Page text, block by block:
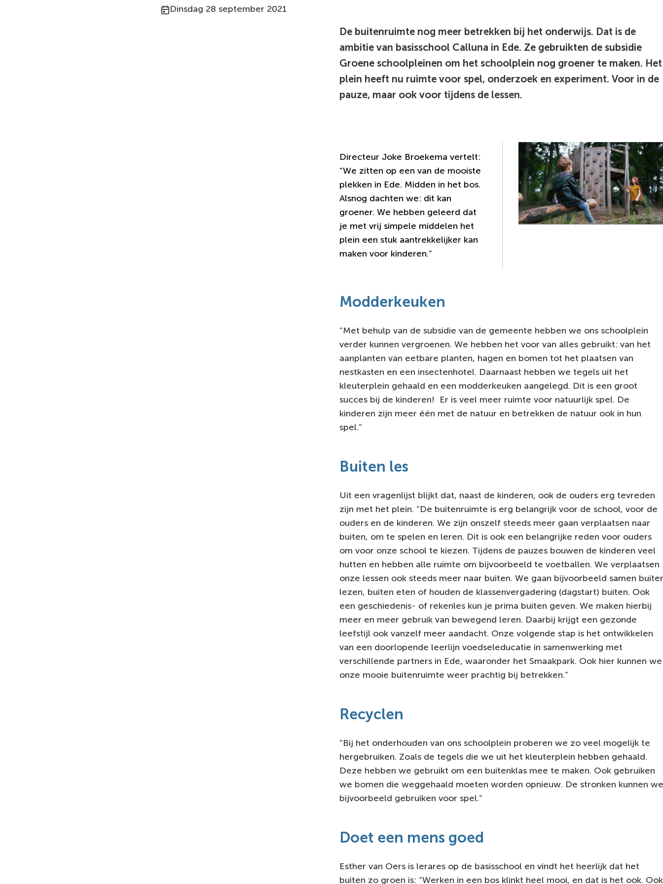
enter-
toets
om
een
waarde
Publicatiedatum:
Dinsdag 28 september 2021
De buitenruimte nog meer betrekken bij het onderwijs. Dat is de
ambitie van basisschool Calluna in Ede. Ze gebruikten de subsidie
Groene schoolpleinen om het schoolplein nog groener te maken. Het
plein heeft nu ruimte voor spel, onderzoek en experiment. Voor in de
pauze, maar ook voor tijdens de lessen.
Directeur Joke Broekema vertelt:
“We zitten op een van de mooiste
plekken in Ede. Midden in het bos.
Alsnog dachten we: dit kan
groener. We hebben geleerd dat
je met vrij simpele middelen het
plein een stuk aantrekkelijker kan
maken voor kinderen.”
Modderkeuken
“Met behulp van de subsidie van de gemeente hebben we ons schoolplein
verder kunnen vergroenen. We hebben het voor van alles gebruikt: van het
aanplanten van eetbare planten, hagen en bomen tot het plaatsen van
nestkasten en een insectenhotel. Daarnaast hebben we tegels uit het
kleuterplein gehaald en een modderkeuken aangelegd. Dit is een groot
succes bij de kinderen! Er is veel meer ruimte voor natuurlijk spel. De
kinderen zijn meer één met de natuur en betrekken de natuur ook in hun
spel.”
Buiten les
Uit een vragenlijst blijkt dat, naast de kinderen, ook de ouders erg tevreden
zijn met het plein. “De buitenruimte is erg belangrijk voor de school, voor de
ouders en de kinderen. We zijn onszelf steeds meer gaan verplaatsen naar
buiten, om te spelen en leren. Dit is ook een belangrijke reden voor ouders
om voor onze school te kiezen. Tijdens de pauzes bouwen de kinderen veel
hutten en hebben alle ruimte om bijvoorbeeld te voetballen. We verplaatsen
onze lessen ook steeds meer naar buiten. We gaan bijvoorbeeld samen
lezen, buiten eten of houden de klassenvergadering (dagstart) buiten. Ook
een geschiedenis- of rekenles kun je prima buiten geven. We maken hierbij
meer en meer gebruik van bewegend leren. Daarbij krijgt een gezonde
leefstijl ook vanzelf meer aandacht. Onze volgende stap is het ontwikkelen
van een doorlopende leerlijn voedseleducatie in samenwerking met
verschillende partners in Ede, waaronder het Smaakpark. Ook hier kunnen we
onze mooie buitenruimte weer prachtig bij betrekken.”
Recyclen
“Bij het onderhouden van ons schoolplein proberen we zo veel mogelijk te
hergebruiken. Zoals de tegels die we uit het kleuterplein hebben gehaald.
Deze hebben we gebruikt om een buitenklas mee te maken. Ook gebruiken
we bomen die weggehaald moeten worden opnieuw. De stronken kunnen we
bijvoorbeeld gebruiken voor spel.”
Doet een mens goed
Esther van Oers is lerares op de basisschool en vindt het heerlijk dat het
buiten zo groen is: “Werken in een bos klinkt heel mooi, en dat is het ook. Ook